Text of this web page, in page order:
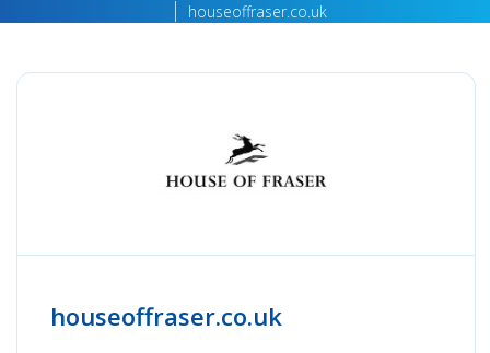
houseoffraser.co.uk
houseoffraser.co.uk